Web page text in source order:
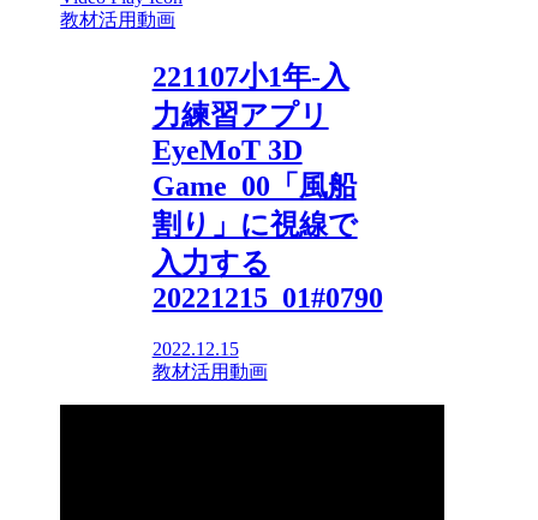
教材活用動画
221107小1年-入
力練習アプリ
EyeMoT 3D
Game_00「風船
割り」に視線で
入力する
20221215_01#0790
2022.12.15
教材活用動画